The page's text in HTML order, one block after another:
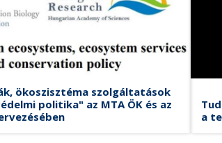
ökoszisztéma szolgáltatások
politika" az MTA ÖK és az
a